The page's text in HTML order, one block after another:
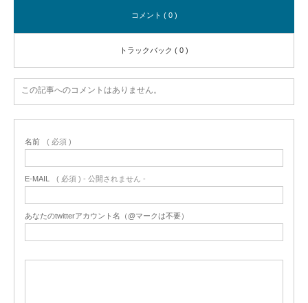
コメント ( 0 )
トラックバック ( 0 )
この記事へのコメントはありません。
名前 ( 必須 )
E-MAIL ( 必須 ) - 公開されません -
あなたのtwitterアカウント名（@マークは不要）